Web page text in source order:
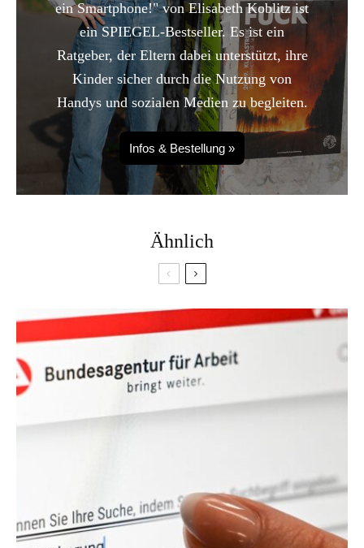
ein Smartphone!" von Elisabeth Koblitz ist
ein SPIEGEL-Bestseller. Es ist ein
Ratgeber, der Eltern dabei unterstützt, ihre
Kinder sicher durch die Nutzung von
Handys und sozialen Medien zu begleiten.
Infos & Bestellung »
Ähnlich